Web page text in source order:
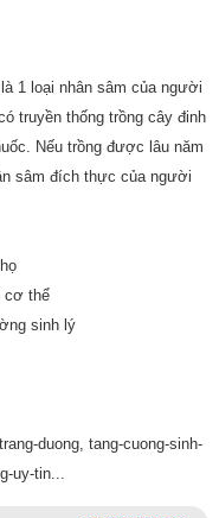
1 loại nhân sâm của người
truyền thống trồng cây đinh
Nếu trồng được lâu năm
sâm đích thực của người
cơ thể
sinh lý
duong, tang-cuong-sinh-
uy-tin...